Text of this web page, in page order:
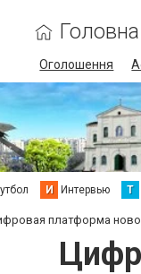
Головна
Оголошення
И Интервью Т
платформа